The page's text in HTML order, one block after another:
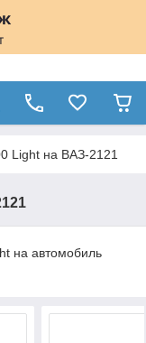
Light на ВАЗ-2121
на автомобиль